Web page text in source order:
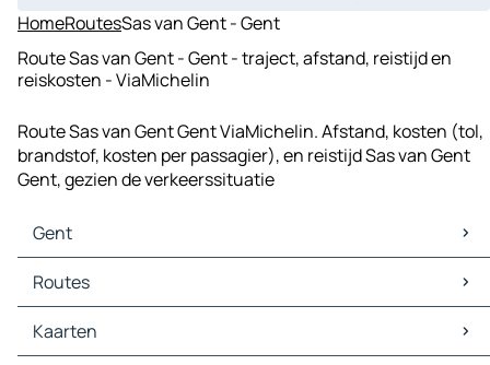
HomeRoutesSas van Gent - Gent
Route Sas van Gent - Gent - traject, afstand, reistijd en
reiskosten - ViaMichelin
Route Sas van Gent Gent ViaMichelin. Afstand, kosten (tol,
brandstof, kosten per passagier), en reistijd Sas van Gent
Gent, gezien de verkeerssituatie
Gent
Gent Kaarten
Gent Verkeer
Gent Hotels
Gent Restaurants
Routes
Routes Gent - Brussel
Routes Gent - Antwerpen
Kaarten